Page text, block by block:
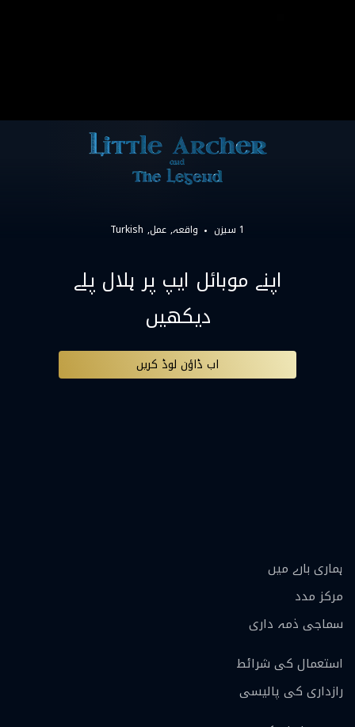
1 سیزن واقعہ عمل Turkish
اپنے موبائل ایپ پر ہلال پلے
دیکھیں
اب ڈاؤن لوڈ کریں
ہماری بارے ميں
مرکز مدد
سماجی ذمہ داری
استعمال کی شرائط
رازداری کی پالیسی